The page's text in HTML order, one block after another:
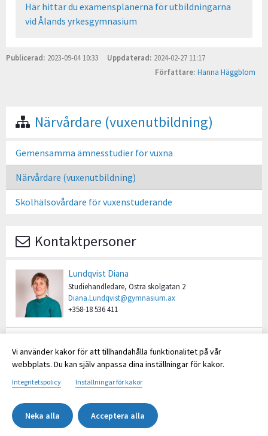
Här hittar du examensplanerna för utbildningarna
vid Ålands yrkesgymnasium
Publicerad 2023-09-04 10:33 Uppdaterad 2024-02-27 11:17
Författare Hanna Häggblom
Närvårdare (vuxenutbildning)
Gemensamma ämnesstudier för vuxna
Närvårdare (vuxenutbildning)
Skolhälsovårdare för vuxenstuderande
Kontaktpersoner
Lundqvist Diana
Studiehandledare, Östra skolgatan 2
Diana.Lundqvist@gymnasium.ax
+358-18 536 411
T.f rektor
Erika.Eriksson@gymnasium.ax
Vi använder kakor för att tillhandahålla funktionalitet på vår
webbplats. Du kan själv anpassa dina inställningar för kakor.
Integritetspolicy Inställningar för kakor
Neka alla Acceptera alla